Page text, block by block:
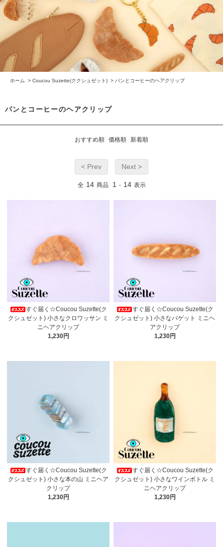
ホーム > Coucou Suzette(ククシュゼット) > パンとコーヒーのヘアクリップ
パンとコーヒーのヘアクリップ
おすすめ順 価格順 新着順
< Prev Next >
全 14 商品 1 - 14 表示
すぐ届く☆Coucou Suzette(ク
クシュゼット) 小さなクロワッサン ミ
ニヘアクリップ
1,230円
すぐ届く☆Coucou Suzette(ク
クシュゼット) 小さなバゲット ミニヘ
アクリップ
1,230円
すぐ届く☆Coucou Suzette(ク
クシュゼット) 小さな本の山 ミニヘア
クリップ
1,230円
すぐ届く☆Coucou Suzette(ク
クシュゼット) 小さなワインボトル ミ
ニヘアクリップ
1,230円